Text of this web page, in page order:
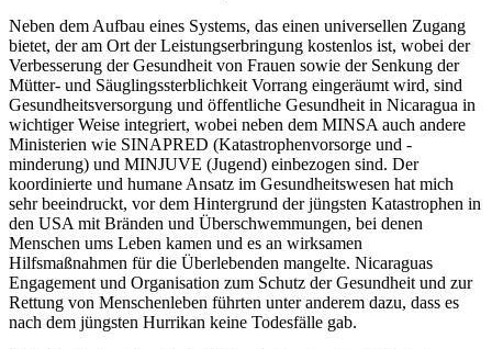
Neben dem Aufbau eines Systems, das einen universellen Zugang
bietet, der am Ort der Leistungserbringung kostenlos ist, wobei der
Verbesserung der Gesundheit von Frauen sowie der Senkung der
Mütter- und Säuglingssterblichkeit Vorrang eingeräumt wird, sind
Gesundheitsversorgung und öffentliche Gesundheit in Nicaragua in
wichtiger Weise integriert, wobei neben dem MINSA auch andere
Ministerien wie SINAPRED (Katastrophenvorsorge und -
minderung) und MINJUVE (Jugend) einbezogen sind. Der
koordinierte und humane Ansatz im Gesundheitswesen hat mich
sehr beeindruckt, vor dem Hintergrund der jüngsten Katastrophen in
den USA mit Bränden und Überschwemmungen, bei denen
Menschen ums Leben kamen und es an wirksamen
Hilfsmaßnahmen für die Überlebenden mangelte. Nicaraguas
Engagement und Organisation zum Schutz der Gesundheit und zur
Rettung von Menschenleben führten unter anderem dazu, dass es
nach dem jüngsten Hurrikan keine Todesfälle gab.